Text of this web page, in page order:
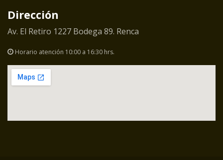
Dirección
Av. El Retiro 1227 Bodega 89. Renca
Horario atención 10:00 a 16:30 hrs.